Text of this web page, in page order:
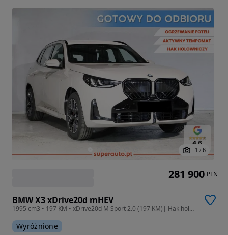
1 / 6
BMW X3 xDrive20d mHEV
1995 cm3 • 197 KM • xDrive20d M Sport 2.0 (197 KM)| Hak holowniczy, elektryczny
Wyróżnione
281 900 PLN